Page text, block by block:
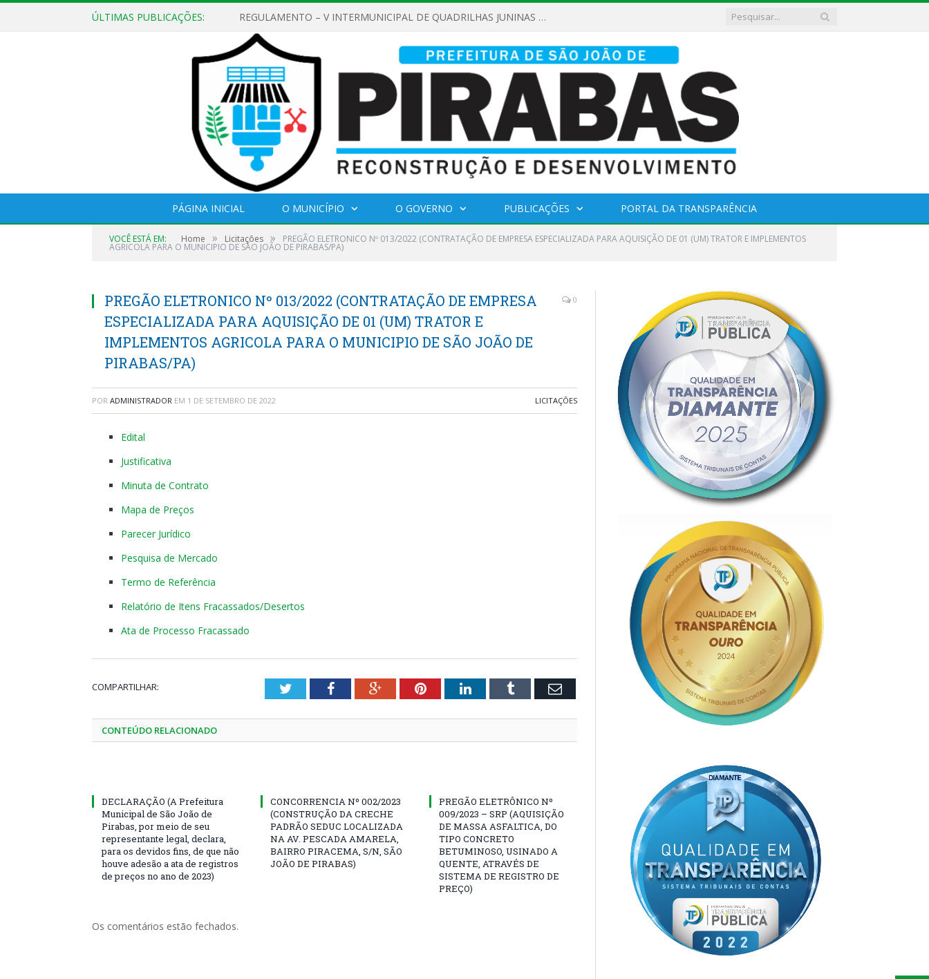
ÚLTIMAS PUBLICAÇÕES: REGULAMENTO – V INTERMUNICIPAL DE QUADRILHAS JUNINAS 2026
PÁGINA INICIAL O MUNICÍPIO O GOVERNO PUBLICAÇÕES PORTAL DA TRANSPARÊNCIA
VOCÊ ESTÁ EM: Home » Licitações » PREGÃO ELETRONICO Nº 013/2022 (CONTRATAÇÃO DE EMPRESA ESPECIALIZADA PARA AQUISIÇÃO DE 01 (UM) TRATOR E IMPLEMENTOS
AGRICOLA PARA O MUNICIPIO DE SÃO JOÃO DE PIRABAS/PA)
PREGÃO ELETRONICO Nº 013/2022 (CONTRATAÇÃO DE EMPRESA
ESPECIALIZADA PARA AQUISIÇÃO DE 01 (UM) TRATOR E
IMPLEMENTOS AGRICOLA PARA O MUNICIPIO DE SÃO JOÃO DE
PIRABAS/PA)
0
POR ADMINISTRADOR EM 1 DE SETEMBRO DE 2022 LICITAÇÕES
Edital
Justificativa
Minuta de Contrato
Mapa de Preços
Parecer Jurídico
Pesquisa de Mercado
Termo de Referência
Relatório de Itens Fracassados/Desertos
Ata de Processo Fracassado
COMPARTILHAR: TwitterFacebookGoogle+PinterestLinkedInTumblr Email
CONTEÚDO RELACIONADO
DECLARAÇÃO (A Prefeitura
Municipal de São João de
Pirabas, por meio de seu
representante legal, declara,
para os devidos fins, de que não
houve adesão a ata de registros
de preços no ano de 2023)
CONCORRENCIA Nº 002/2023
(CONSTRUÇÃO DA CRECHE
PADRÃO SEDUC LOCALIZADA
NA AV. PESCADA AMARELA,
BAIRRO PIRACEMA, S/N, SÃO
JOÃO DE PIRABAS)
PREGÃO ELETRÔNICO Nº
009/2023 – SRP (AQUISIÇÃO
DE MASSA ASFALTICA, DO
TIPO CONCRETO
BETUMINOSO, USINADO A
QUENTE, ATRAVÉS DE
SISTEMA DE REGISTRO DE
PREÇO)
Os comentários estão fechados.